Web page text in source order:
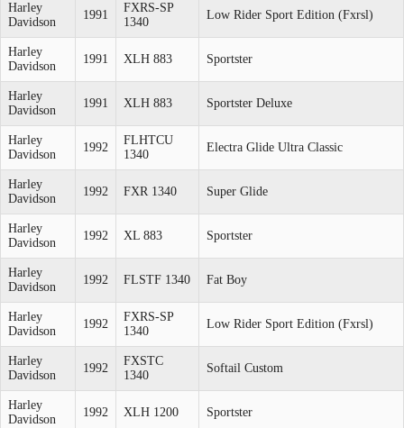
Harley
Davidson
1991
FXRS-SP
1340
Low Rider Sport Edition (Fxrsl)
Harley
Davidson
1991 XLH 883 Sportster
Harley
Davidson
1991 XLH 883 Sportster Deluxe
Harley
Davidson
1992
FLHTCU
1340
Electra Glide Ultra Classic
Harley
Davidson
1992 FXR 1340 Super Glide
Harley
Davidson
1992 XL 883 Sportster
Harley
Davidson
1992 FLSTF 1340 Fat Boy
Harley
Davidson
1992
FXRS-SP
1340
Low Rider Sport Edition (Fxrsl)
Harley
Davidson
1992
FXSTC
1340
Softail Custom
Harley
Davidson
1992 XLH 1200 Sportster